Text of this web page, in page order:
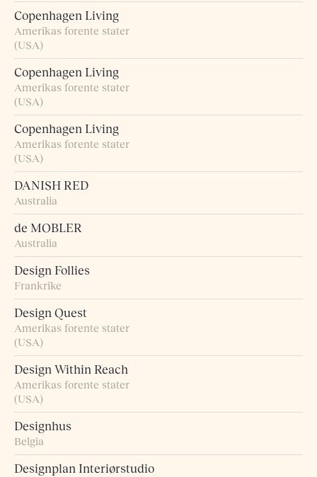
Copenhagen Living
Amerikas forente stater
(USA)
Copenhagen Living
Amerikas forente stater
(USA)
Copenhagen Living
Amerikas forente stater
(USA)
DANISH RED
Australia
de MOBLER
Australia
Design Follies
Frankrike
Design Quest
Amerikas forente stater
(USA)
Design Within Reach
Amerikas forente stater
(USA)
Designhus
Belgia
Designplan Interiørstudio